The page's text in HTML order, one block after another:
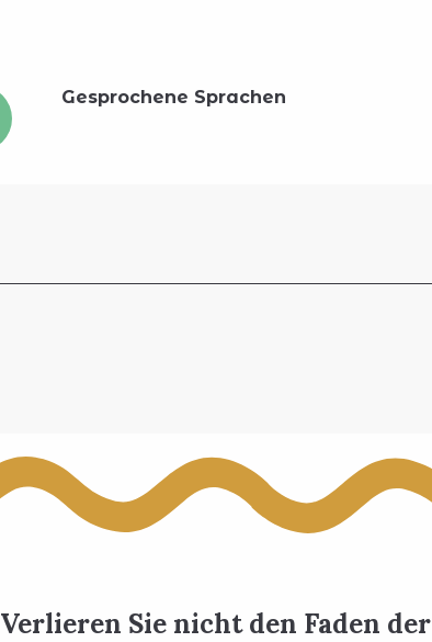
Gesprochene Sprachen
Gesprochene Sprachen
Verlieren Sie nicht den Faden der